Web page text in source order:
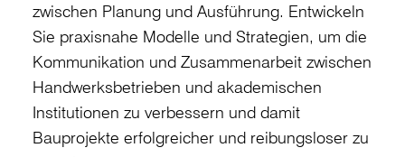
zwischen Planung und Ausführung. Entwickeln
Sie praxisnahe Modelle und Strategien, um die
Kommunikation und Zusammenarbeit zwischen
Handwerksbetrieben und akademischen
Institutionen zu verbessern und damit
Bauprojekte erfolgreicher und reibungsloser zu